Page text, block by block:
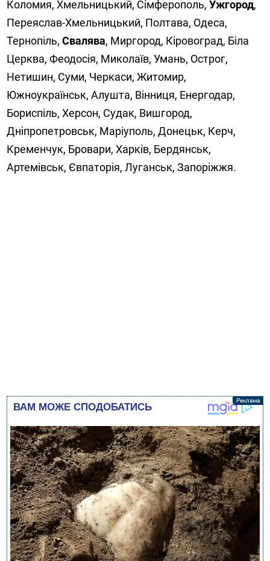
Коломия, Хмельницький, Сімферополь, Ужгород,
Переяслав-Хмельницький, Полтава, Одеса,
Тернопіль, Свалява, Миргород, Кіровоград, Біла
Церква, Феодосія, Миколаїв, Умань, Острог,
Нетишин, Суми, Черкаси, Житомир,
Южноукраїнськ, Алушта, Вінниця, Енергодар,
Бориспіль, Херсон, Судак, Вишгород,
Дніпропетровськ, Маріуполь, Донецьк, Керч,
Кременчук, Бровари, Харків, Бердянськ,
Артемівськ, Євпаторія, Луганськ, Запоріжжя.